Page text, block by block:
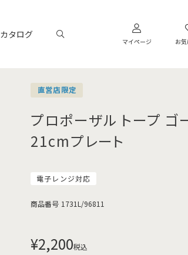
カタログ
マイページ お
直営店限定
プロポーザル トープ ゴ
21cmプレート
電子レンジ対応
商品番号 1731L/96811
¥2,200税込